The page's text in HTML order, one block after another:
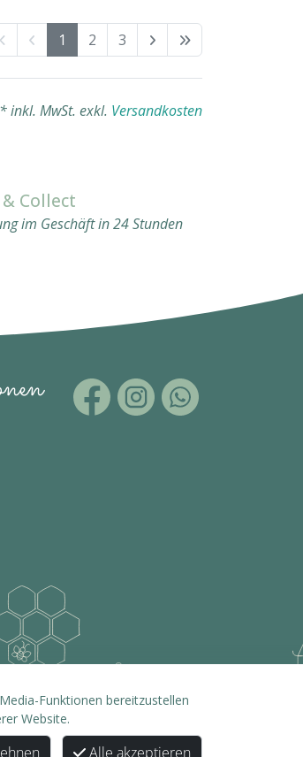
Funktionen bereitzustellen
Website.
Alle akzeptieren
1 2 3
* inkl. MwSt. exkl. Versandkosten
Collect
im Geschäft in 24 Stunden